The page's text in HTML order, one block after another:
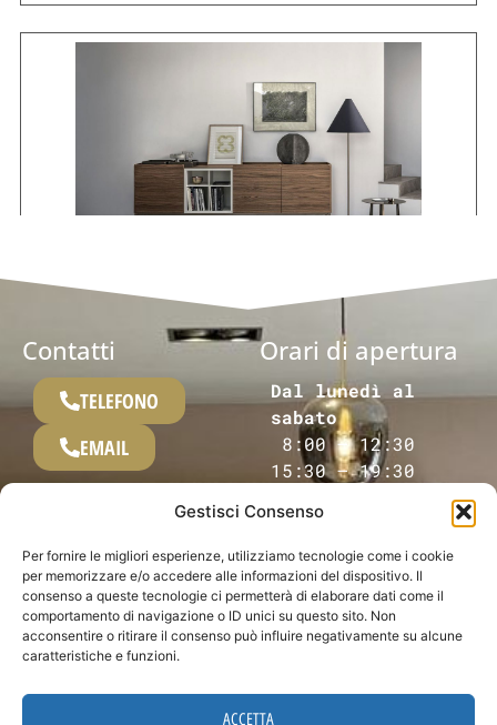
Gestisci Consenso
Per fornire le migliori esperienze, utilizziamo tecnologie come i cookie
per memorizzare e/o accedere alle informazioni del dispositivo. Il
consenso a queste tecnologie ci permetterà di elaborare dati come il
comportamento di navigazione o ID unici su questo sito. Non
acconsentire o ritirare il consenso può influire negativamente su alcune
caratteristiche e funzioni.
ACCETTA
Contatti
TELEFONO
EMAIL
Orari di apertura
Dal lunedì al
sabato
8:00 – 12:30
15:30 – 19:30
Domenica
Dove siamo
Esplora un mondo di
showroom, dove oltre